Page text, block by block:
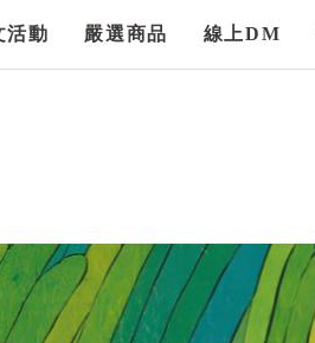
活動 嚴選商品 線上DM